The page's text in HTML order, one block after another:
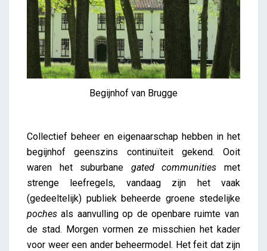
Begijnhof van Brugge
Collectief beheer en eigenaarschap hebben in het
begijnhof geenszins continuïteit gekend. Ooit
waren het suburbane gated communities met
strenge leefregels, vandaag zijn het vaak
(gedeeltelijk) publiek beheerde groene stedelijke
poches als aanvulling op de openbare ruimte van
de stad. Morgen vormen ze misschien het kader
voor weer een ander beheermodel. Het feit dat zijn